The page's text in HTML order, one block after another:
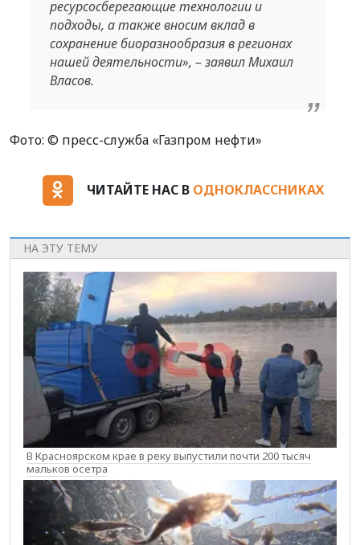
ресурсосберегающие технологии и
подходы, а также вносим вклад в
сохранение биоразнообразия в регионах
нашей деятельности», – заявил Михаил
Власов.
Фото: © пресс-служба «Газпром нефти»
ЧИТАЙТЕ НАС В ОДНОКЛАССНИКАХ
НА ЭТУ ТЕМУ
В Красноярском крае в реку выпустили почти 200 тысяч
мальков осетра